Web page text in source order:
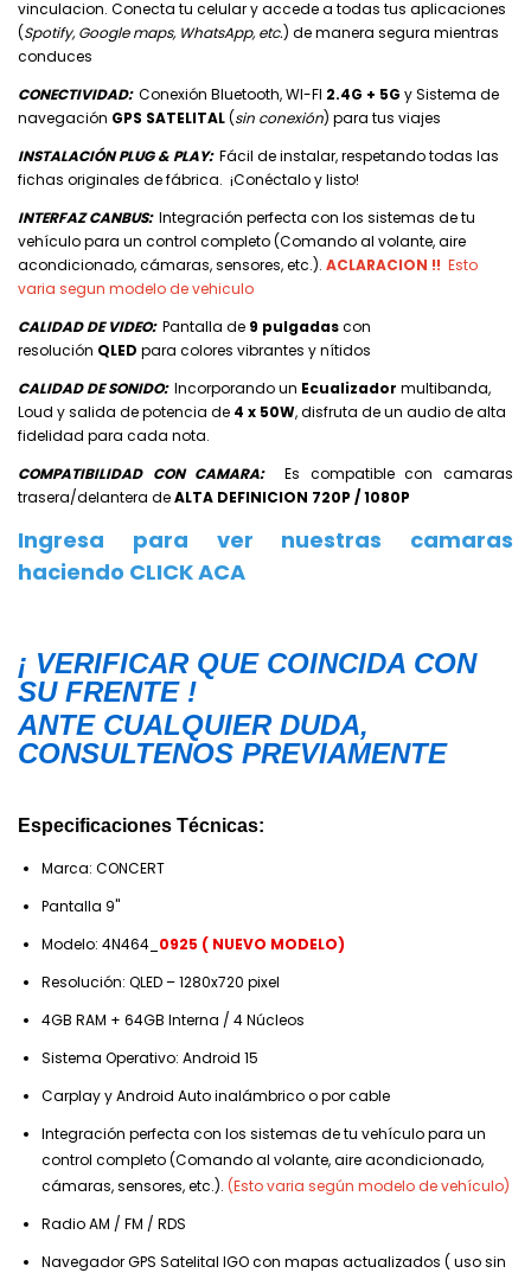
vinculacion. Conecta tu celular y accede a todas tus aplicaciones
(Spotify, Google maps, WhatsApp, etc.) de manera segura mientras
conduces
CONECTIVIDAD:Conexión Bluetooth, WI-FI 2.4G + 5G y Sistema de
navegación GPS SATELITAL(sin conexión) para tus viajes
INSTALACIÓN PLUG & PLAY: Fácil de instalar, respetando todas las
fichas originales de fábrica. ¡Conéctalo y listo!
INTERFAZ CANBUS: Integración perfecta con los sistemas de tu
vehículo para un control completo (Comando al volante, aire
acondicionado, cámaras, sensores, etc.). ACLARACION !! Esto
varia segun modelo de vehiculo
CALIDAD DE VIDEO: Pantalla de 9 pulgadascon
resolución QLED para colores vibrantes y nítidos
CALIDAD DE SONIDO: Incorporandoun Ecualizador multibanda,
Loud y salida de potencia de 4 x 50W, disfruta de un audio de alta
fidelidad para cada nota.
COMPATIBILIDAD CON CAMARA:
Es compatible con camaras
trasera/delantera deALTA DEFINICION 720P / 1080P
Ingresa para ver nuestras camaras
haciendo CLICK ACA
¡ VERIFICAR QUE COINCIDA CON
SU FRENTE !
ANTE CUALQUIER DUDA,
CONSULTENOS PREVIAMENTE
Especificaciones Técnicas:
Marca: CONCERT
Pantalla 9"
Modelo: 4N464_ 0925 ( NUEVO MODELO)
Resolución: QLED – 1280x720 pixel
4GB RAM + 64GB Interna / 4 Núcleos
Sistema Operativo: Android 15
Carplay y Android Auto inalámbrico o por cable
Integración perfecta con los sistemas de tu vehículo para un
control completo (Comando al volante, aire acondicionado,
cámaras, sensores, etc.). (Esto varia según modelo de vehículo)
Radio AM / FM / RDS
Navegador GPS Satelital IGO con mapas actualizados ( uso sin